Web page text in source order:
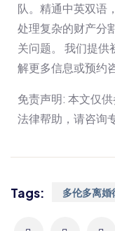
队。精通中英双语
处理复杂的财产分
关问题。 我们提供
解更多信息或预约
免责声明: 本文仅
法律帮助，请咨询
Tags: 多伦多离婚